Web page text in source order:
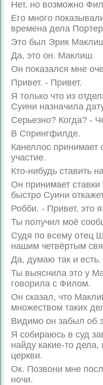
Нет, но возможно Фил
Его много
времена дела
Это был Эрик
Да, это он. Маклиш.
Он показался мне
Привет. - Привет.
Я только что из
Суини назначила
Серьезно? Когда? -
В Спрингфилде.
Канеллос принимает
участие.
Кто-нибудь ставить
Он принимает ставки
быстро Суини
Робби. - Привет, это
Ты получил моё
Судя по всему отец
нашим четвёртым
Да, думаю так и есть.
Ты выяснила это у
говорила с Филом.
Он сказал, что
множеством таких
Видимо он забыл об
Я собираюсь в суд
найду какие-то
церкви.
Ок. Позвони мне
ночи.